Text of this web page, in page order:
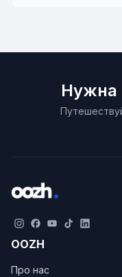
Нужна
OOZH
Про нас